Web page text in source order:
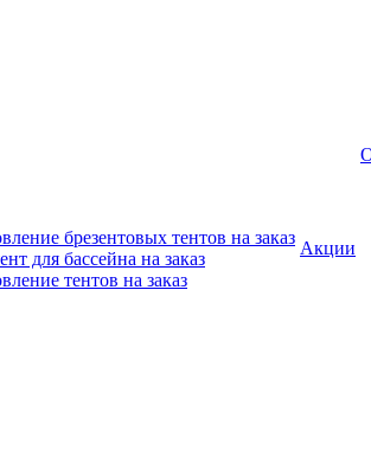
брезентовых тентов на заказ
для бассейна на заказ
тентов на заказ
Акции